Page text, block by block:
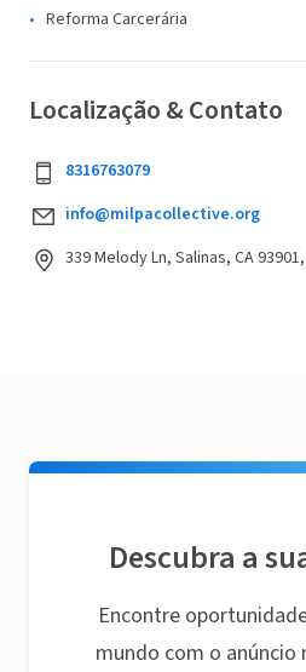
Reforma Carcerária
Localização & Contato
8316763079
info@milpacollective.org
339 Melody Ln, Salinas, CA
Descubra a
Encontre
mundo com o anúncio